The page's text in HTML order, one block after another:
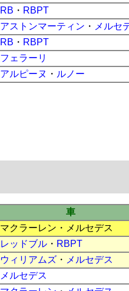
RB ・ RBPT
アストンマーティン ・ メルセ
RB ・ RBPT
フェラーリ
アルピーヌ ・ ルノー
車
マクラーレン ・ メルセデス
レッドブル ・ RBPT
ウィリアムズ ・ メルセデス
メルセデス